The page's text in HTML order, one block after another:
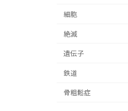
細胞
絶滅
遺伝子
鉄道
骨粗鬆症